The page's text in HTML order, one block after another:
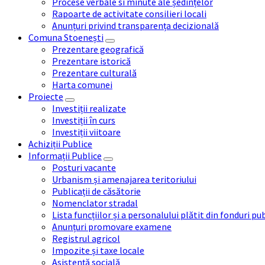
Rapoarte de activitate consilieri locali
Anunțuri privind transparența decizională
Comuna Stoenești
Prezentare geografică
Prezentare istorică
Prezentare culturală
Harta comunei
Proiecte
Investiții realizate
Investiții în curs
Investiții viitoare
Achiziții Publice
Informații Publice
Posturi vacante
Urbanism și amenajarea teritoriului
Publicații de căsătorie
Nomenclator stradal
Lista funcțiilor și a personalului plătit din fonduri
Anunțuri promovare examene
Registrul agricol
Impozite și taxe locale
Asistență socială